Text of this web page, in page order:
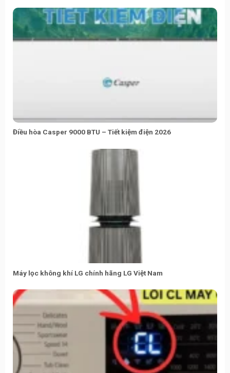
Điều hòa Casper 9000 BTU – Tiết kiệm điện 2026
Máy lọc không khí LG chính hãng LG Việt Nam